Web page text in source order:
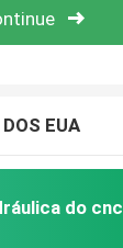
EUA
do cnc